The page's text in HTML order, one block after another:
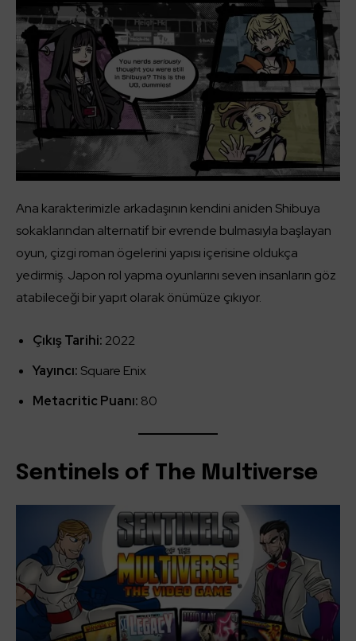
Ana karakterimizle arkadaşının kendini aniden Shibuya
sokaklarından alternatif bir evrende bulmasıyla başlayan
oyun, çizgi roman ögelerini yapısı içerisine oldukça
yedirmiş. Japon rol yapma oyunlarını seven insanların göz
atabileceği bir yapıt olarak önümüze çıkıyor.
Çıkış Tarihi: 2022
Yayıncı: Square Enix
Metacritic Puanı: 80
Sentinels of The Multiverse